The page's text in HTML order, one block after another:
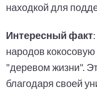
находкой для
Интересный факт
народов
"деревом жизни".
благодаря своей